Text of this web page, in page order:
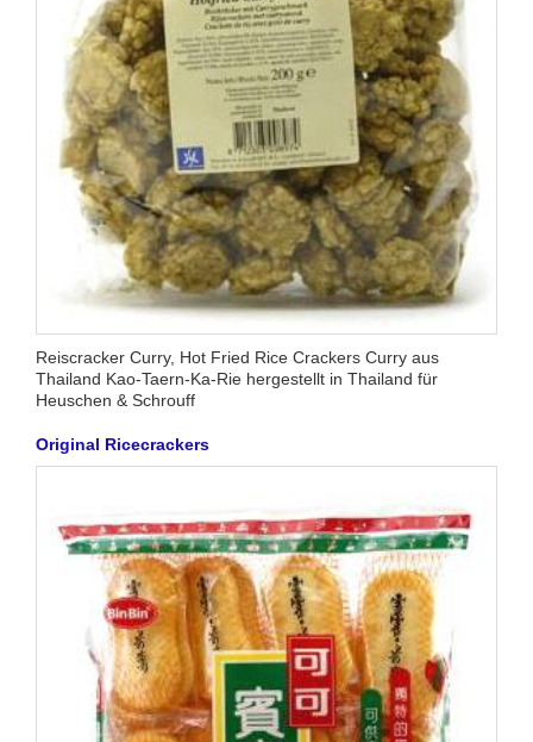
Reiscracker Curry, Hot Fried Rice Crackers Curry aus
Thailand Kao-Taern-Ka-Rie hergestellt in Thailand für
Heuschen & Schrouff
Original Ricecrackers